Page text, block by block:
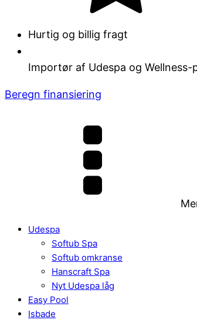
Hurtig og billig fragt
Importør af Udespa og Wellness-
Beregn finansiering
Udespa
Softub Spa
Softub omkranse
Hanscraft Spa
Nyt Udespa låg
Easy Pool
Isbade